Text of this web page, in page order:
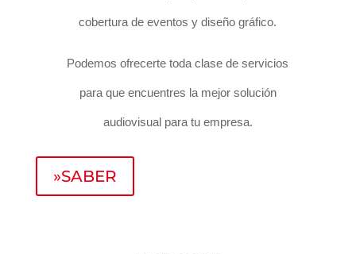
cobertura de eventos y diseño gráfico.
Podemos ofrecerte toda clase de servicios
para que encuentres la mejor solución
audiovisual para tu empresa.
»SABER